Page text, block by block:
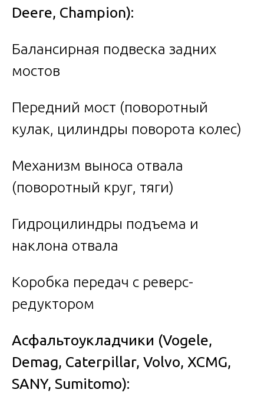
Deere, Champion):
Балансирная подвеска задних
мостов
Передний мост (поворотный
кулак, цилиндры поворота колес)
Механизм выноса отвала
(поворотный круг, тяги)
Гидроцилиндры подъема и
наклона отвала
Коробка передач с реверс-
редуктором
Асфальтоукладчики (Vogele,
Demag, Caterpillar, Volvo, XCMG,
SANY, Sumitomo):